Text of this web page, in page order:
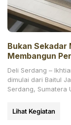
Bukan Sekadar
Membangun
Resmi Dimulai
Deli Serdang –
dimulai dari Baitul
Serdang, Sumatera
Lihat Kegiatan